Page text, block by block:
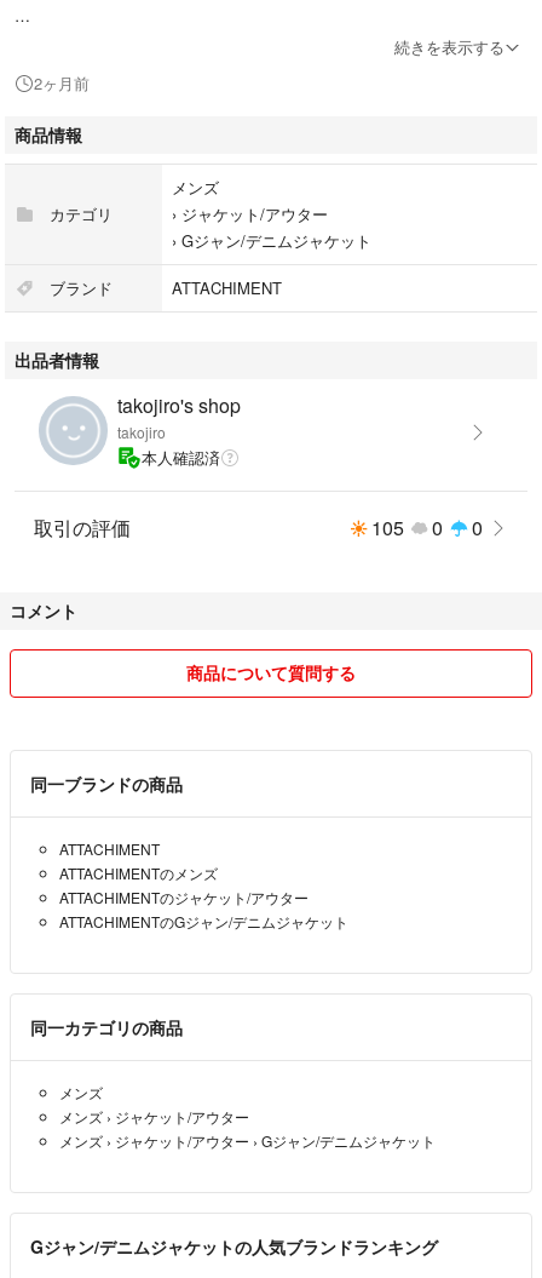
続きを表示する
2ヶ月前
商品情報
カテゴリ
メンズ
› ジャケット/アウター
› Gジャン/デニムジャケット
ブランド ATTACHIMENT
出品者情報
takojiro's shop
takojiro
本人確認済
取引の評価 105 0 0
コメント
商品について質問する
同一ブランドの商品
ATTACHIMENT
ATTACHIMENTのメンズ
ATTACHIMENTのジャケット/アウター
ATTACHIMENTのGジャン/デニムジャケット
同一カテゴリの商品
メンズ
メンズ › ジャケット/アウター
メンズ › ジャケット/アウター › Gジャン/デニムジャケット
Gジャン/デニムジャケットの人気ブランドランキング